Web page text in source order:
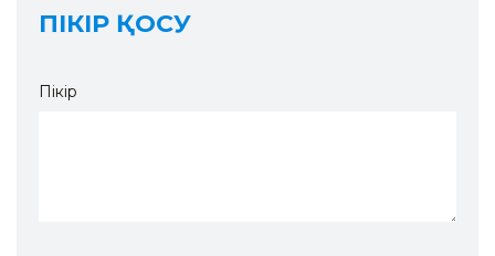
ПІКІР ҚОСУ
Пікір